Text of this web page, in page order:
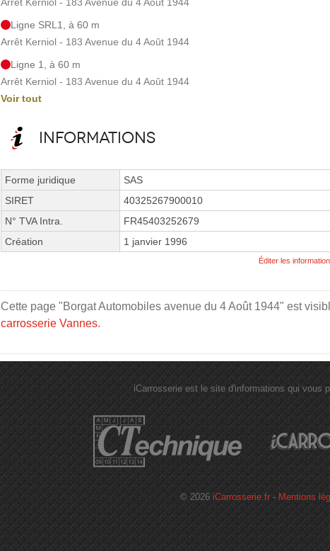
Ligne SRL1, à 60 m
Arrêt Kerniol - 183 Avenue du 4 Août 1944
Ligne 1, à 60 m
Arrêt Kerniol - 183 Avenue du 4 Août 1944
Voir tout
Informations
Forme juridique
SAS
SIRET
40325267900010
N° TVA Intra.
FR45403252679
Création
1 janvier 1996
Éditer les
Cette page "Borgat Automobiles avenue du 4 Août 1944" est
carrosserie Vannes.
iCarrosserie est le site d'informations qui vous
© 2026 iCarrosserie.fr - Mentions